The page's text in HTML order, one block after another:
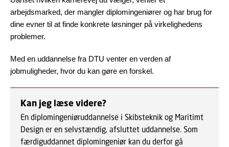
arbejdsmarked, der mangler diplomingeniører og har brug for
dine evner til at finde konkrete løsninger på virkelighedens
problemer.
Med en uddannelse fra DTU venter en verden af
jobmuligheder, hvor du kan gøre en forskel.
Kan jeg læse videre?
En diplomingeniøruddannelse i Skibsteknik og Maritimt
Design er en selvstændig, afsluttet uddannelse. Som
færdiguddannet diplomingeniør kan du derfor gå